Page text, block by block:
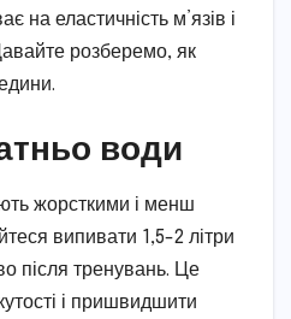
на еластичність м’язів і
розберемо, як
води
жорсткими і менш
випивати 1,5-2 літри
після тренувань. Це
і пришвидшити